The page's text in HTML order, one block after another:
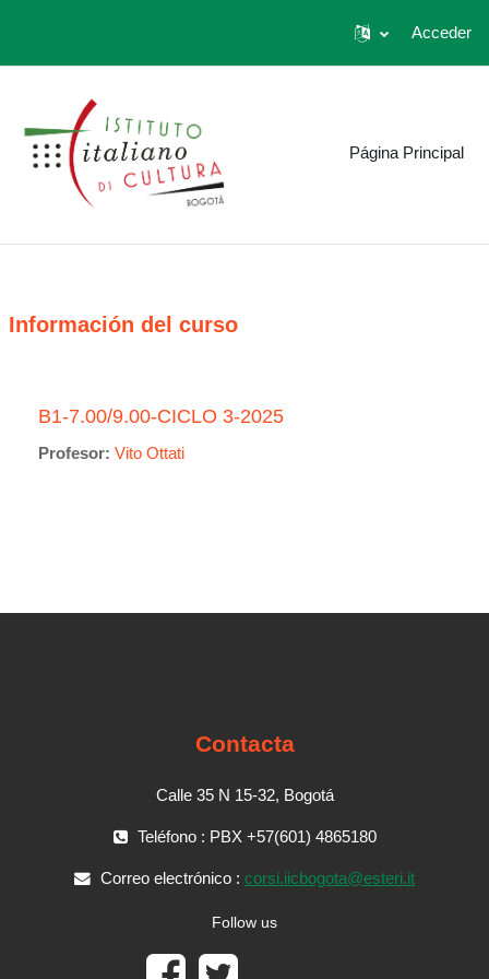
Acceder
Página Principal
Información del curso
B1-7.00/9.00-CICLO 3-2025
Profesor: Vito Ottati
Contacta
Calle 35 N 15-32, Bogotá
Teléfono : PBX +57(601) 4865180
Correo electrónico : corsi.iicbogota@esteri.it
Follow us